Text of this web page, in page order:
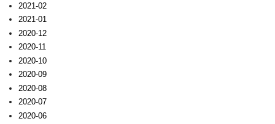
2021-02
2021-01
2020-12
2020-11
2020-10
2020-09
2020-08
2020-07
2020-06